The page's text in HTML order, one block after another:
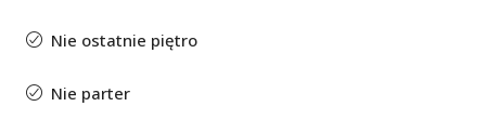
Nie ostatnie piętro
Nie parter